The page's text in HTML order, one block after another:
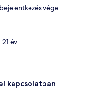
vége:
év
kapcsolatban